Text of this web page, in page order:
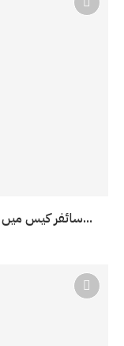
سائفر کیس میں کپتان اور نائب کپتان کی سزا معطلی پر رانا...